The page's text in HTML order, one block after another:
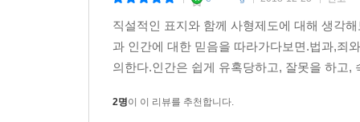
직설적인 표지와 함께 사형제도에 대해 생각
과 인간에 대한 믿음을 따라가다보면.법과,죄
의한다.인간은 쉽게 유혹당하고, 잘못을 하고
2명이 이 리뷰를 추천합니다.